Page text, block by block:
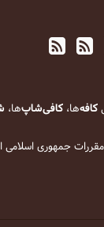
کافه‌ها، کافی‌شاپ‌ها،
جمهوری اسلامی